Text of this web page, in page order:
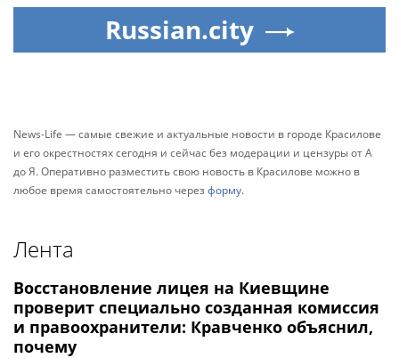
Russian.city
News-Life — самые свежие и актуальные новости в городе Красилове
и его окрестностях сегодня и сейчас без модерации и цензуры от А
до Я. Оперативно разместить свою новость в Красилове можно в
любое время самостоятельно черезформу.
Лента
Восстановление лицея на Киевщине
проверит специально созданная комиссия
и правоохранители: Кравченко объяснил,
почему